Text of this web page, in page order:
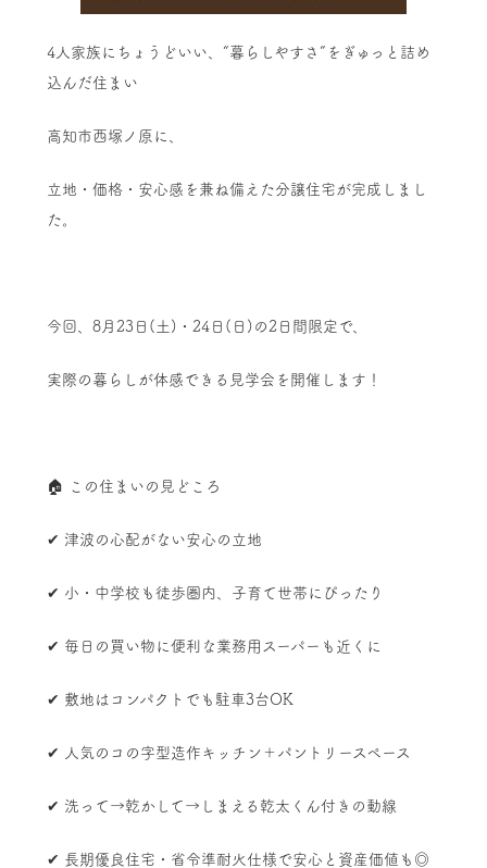
4人家族にちょうどいい、“暮らしやすさ”をぎゅっと詰め
込んだ住まい
高知市西塚ノ原に、
立地・価格・安心感を兼ね備えた分譲住宅が完成しまし
た。
今回、8月23日(土)・24日(日)の2日間限定で、
実際の暮らしが体感できる見学会を開催します！
🏠 この住まいの見どころ
✔ 津波の心配がない安心の立地
✔ 小・中学校も徒歩圏内、子育て世帯にぴったり
✔ 毎日の買い物に便利な業務用スーパーも近くに
✔ 敷地はコンパクトでも駐車3台OK
✔ 人気のコの字型造作キッチン＋パントリースペース
✔ 洗って→乾かして→しまえる乾太くん付きの動線
✔ 長期優良住宅・省令準耐火仕様で安心と資産価値も◎